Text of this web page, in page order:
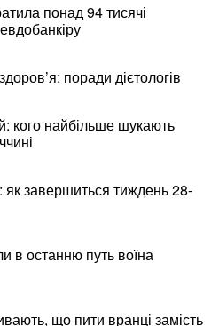
понад 94 тисячі
поради дієтологів
кого найбільше шукають
завершиться тиждень 28-
в останню путь воїна
що пити вранці замість